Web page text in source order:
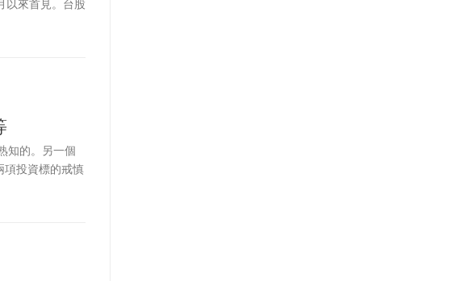
以來首見。台股
元至505元再
知的。另一個
項投資標的戒慎